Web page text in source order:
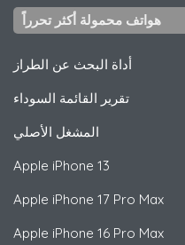
هواتف محمولة أكثر تحرراً
أداة البحث عن الطراز
تقرير القائمة السوداء
المشغل الأصلي
Apple iPhone 13
Apple iPhone 17 Pro Max
Apple iPhone 16 Pro Max